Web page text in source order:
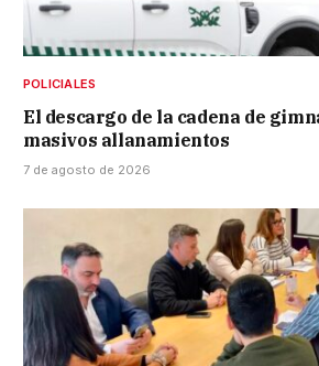
POLICIALES
El descargo de la cadena de
masivos allanamientos
7 de agosto de 2026